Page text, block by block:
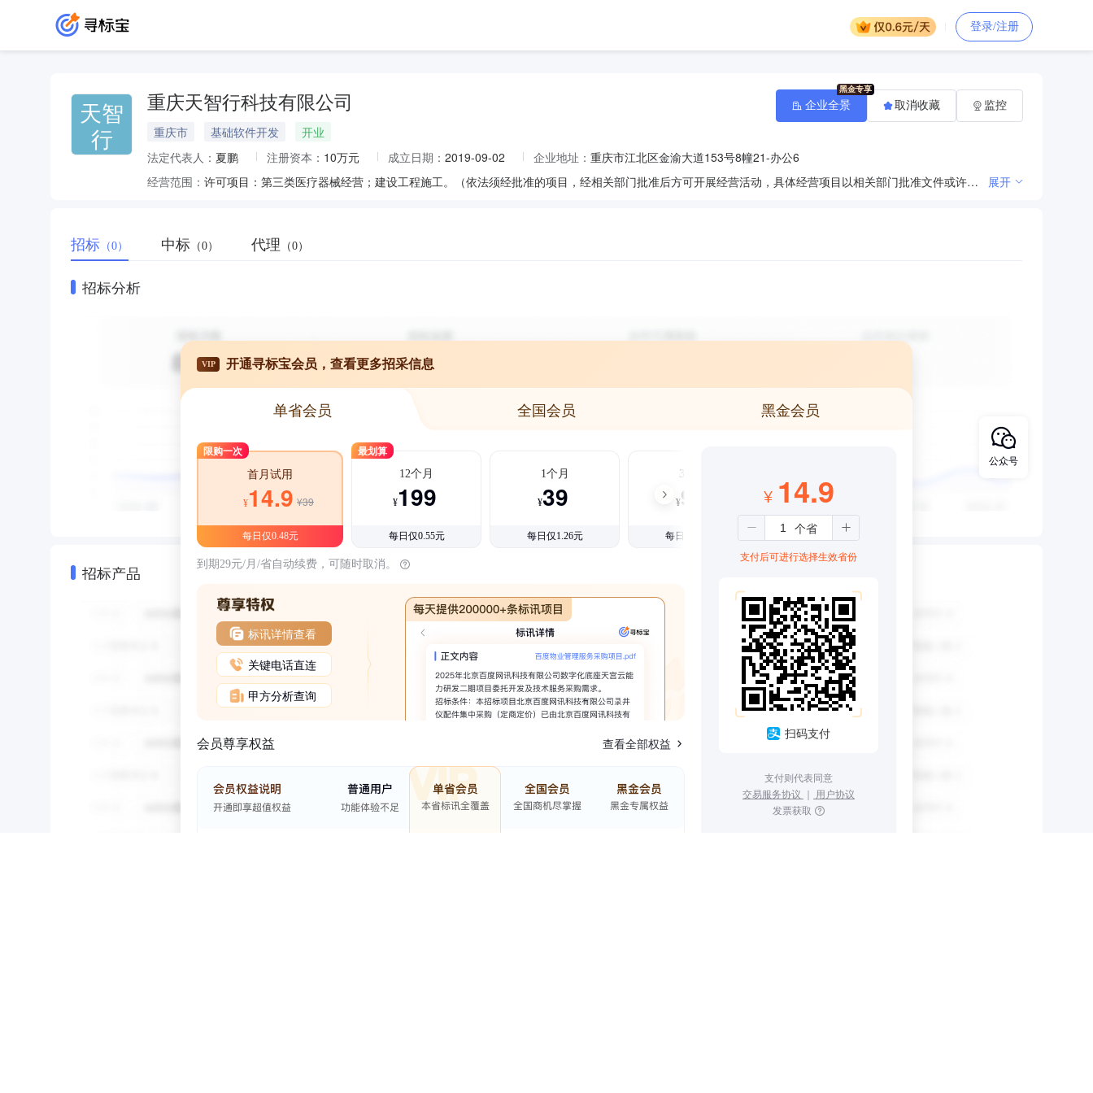
登录/注册
天智
行
重庆天智行科技有限公司
重庆市 基础软件开发
开业
法定代表人： 夏鹏 注册资本： 10万元 成立日期： 2019-09-02 企业地址： 重庆市江北区金渝大道153号8幢21-办公6
经营范围：
许可项目：第三类医疗器械经营；建设工程施工。（依法须经批准的项目，经相关部门批准后方可开展经营活动，具体经营项目以相关部门批准文件或许可证件为准）一般项目：软件开发；特种劳动防护用品销售；电气信号设备装置销售；配电开关控制设备销售；数字视频监控系统销售；通讯设备销售；商用密码产品销售；信息安全设备销售；汽车零配件零售；汽车零配件批发；模具销售；机械设备销售；工业自动控制系统装置销售；仪器仪表销售；环境监测专用仪器仪表销售；生态环境监测及检测仪器仪表销售；第一类医疗器械销售；塑料制品销售；建筑材料销售；建筑装饰材料销售；五金产品批发；食品销售（仅销售预包装食品）；食品互联网销售（仅销售预包装食品）；服装服饰零售；服装服饰批发；鞋帽零售；鞋帽批发；体育用品及器材零售；体育用品及器材批发；体育用品设备出租；体育健康服务；信息系统集成服务；信息系统运行维护服务；安全系统监控服务；普通机械设备安装服务；大气污染治理；大气环境污染防治服务；五金产品零售；电子、机械设备维护（不含特种设备）；电子元器件批发；电子元器件零售；计算机网络工程信息技术服务；销售：计算机软硬件及辅助设备、办公用品及耗材、办公设备、劳保用品、日用百货、净水设备、空气净化设备、电器、电子产品（不含电子出版物）、数码产品、网络设备、五金交电、安防设备、社会公共安全设备、警用设备（依法须经批准的项目，经相关部门批准后方可开展经营活动）；计算机网络工程；弱电工程安装及维护；楼宇智能化工程安装及维护；净水设备、空气净化设备、电器的租赁及维修；社会公共安全设备、网络设备、安防设备维修服务。（除依法须经批准的项目外，凭营业执照依法自主开展经营活动） 展开
企业全景 取消收藏 监控
招标 （0） 中标 （0） 代理 （0）
招标分析
招标产品
VIP 开通寻标宝会员，查看更多招采信息
单省会员 全国会员 黑金会员
限购一次
首月试用
¥14.9 ¥39
每日仅0.48元
最划算
12个月
¥199
每日仅0.55元
1个月
¥39
每日仅1.26元
3个月
¥99
每日仅1.08元
到期29元/月/省自动续费，可随时取消。
标讯详情查看
关键电话直连
甲方分析查询
会员尊享权益 查看全部权益
¥ 14.9
支付后可进行选择生效省份
扫码支付
支付则代表同意
交易服务协议 ｜ 用户协议
发票获取
公众号